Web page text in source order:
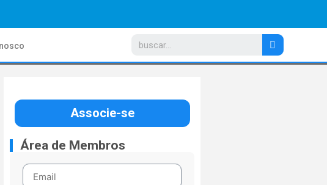
Associe-se
Área de Membros